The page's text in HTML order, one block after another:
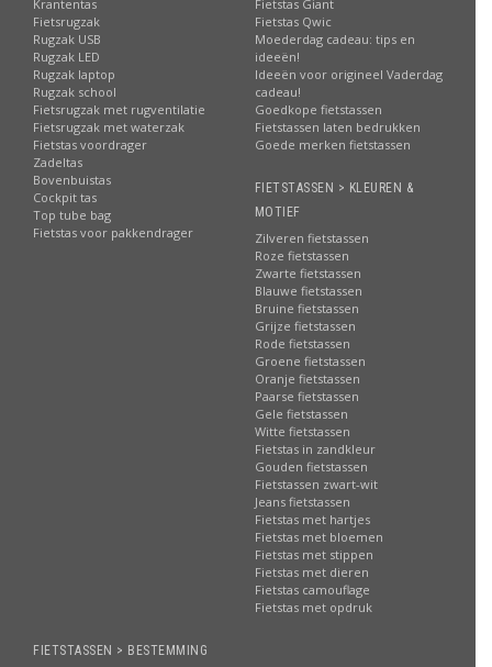
Krantentas
Fietsrugzak
Rugzak USB
Rugzak LED
Rugzak laptop
Rugzak school
Fietsrugzak met rugventilatie
Fietsrugzak met waterzak
Fietstas voordrager
Zadeltas
Bovenbuistas
Cockpit tas
Top tube bag
Fietstas voor pakkendrager
Fietstas Giant
Fietstas Qwic
Moederdag cadeau: tips en
ideeën!
Ideeën voor origineel Vaderdag
cadeau!
Goedkope fietstassen
Fietstassen laten bedrukken
Goede merken fietstassen
FIETSTASSEN > KLEUREN &
MOTIEF
Zilveren fietstassen
Roze fietstassen
Zwarte fietstassen
Blauwe fietstassen
Bruine fietstassen
Grijze fietstassen
Rode fietstassen
Groene fietstassen
Oranje fietstassen
Paarse fietstassen
Gele fietstassen
Witte fietstassen
Fietstas in zandkleur
Gouden fietstassen
Fietstassen zwart-wit
Jeans fietstassen
Fietstas met hartjes
Fietstas met bloemen
Fietstas met stippen
Fietstas met dieren
Fietstas camouflage
Fietstas met opdruk
FIETSTASSEN > BESTEMMING